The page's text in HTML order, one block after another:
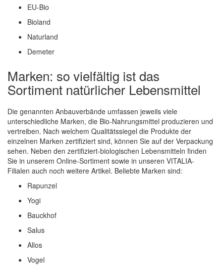
EU-Bio
Bioland
Naturland
Demeter
Marken: so vielfältig ist das
Sortiment natürlicher Lebensmittel
Die genannten Anbauverbände umfassen jeweils viele
unterschiedliche Marken, die Bio-Nahrungsmittel produzieren und
vertreiben. Nach welchem Qualitätssiegel die Produkte der
einzelnen Marken zertifiziert sind, können Sie auf der Verpackung
sehen. Neben den zertifiziert-biologischen Lebensmitteln finden
Sie in unserem Online-Sortiment sowie in unseren VITALIA-
Filialen auch noch weitere Artikel. Beliebte Marken sind:
Rapunzel
Yogi
Bauckhof
Salus
Allos
Vogel